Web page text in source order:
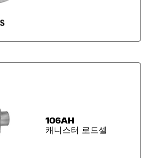
106AH
캐니스터 로드셀